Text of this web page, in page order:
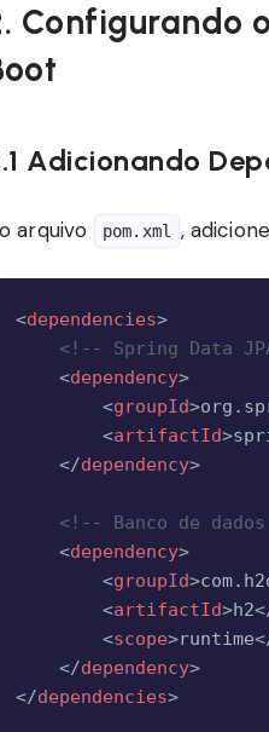
Configurando
Adicionando
arquivo pom.xml ,
<dependencies>
<!-- Spring Data
<dependency>
<groupId>
<artifactId>
</dependency>
<!-- Banco de
<dependency>
<groupId>
<artifactId>h2
<scope>runtime
</dependency>
</dependencies>